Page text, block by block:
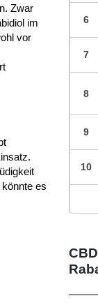
Zwar
im
vor
es
6
7
8
9
10